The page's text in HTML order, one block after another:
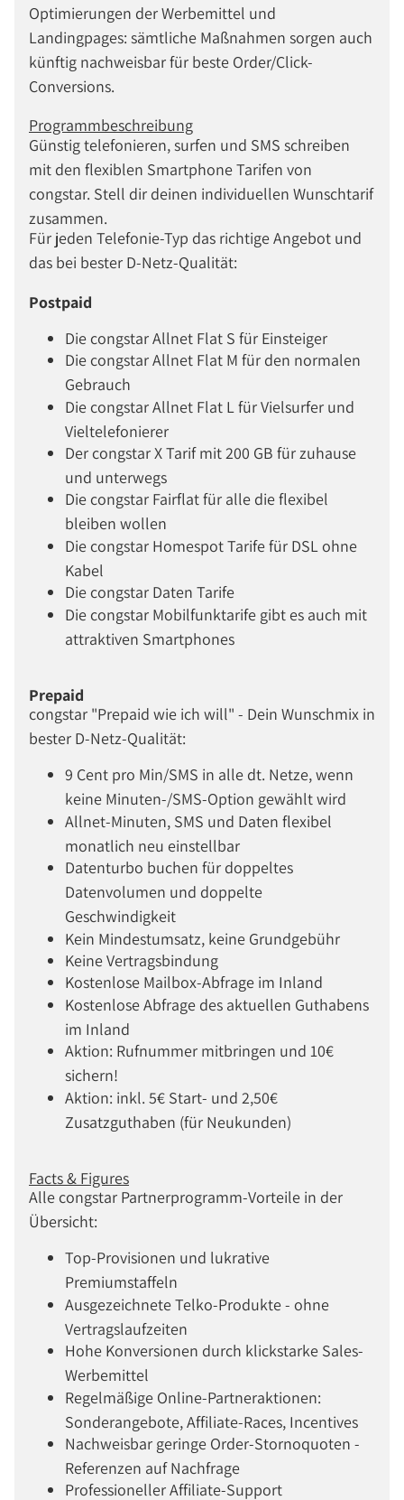
Optimierungen der Werbemittel und
Landingpages: sämtliche Maßnahmen sorgen auch
künftig nachweisbar für beste Order/Click-
Conversions.
Programmbeschreibung
Günstig telefonieren, surfen und SMS schreiben
mit den flexiblen Smartphone Tarifen von
congstar. Stell dir deinen individuellen Wunschtarif
zusammen.
Für jeden Telefonie-Typ das richtige Angebot und
das bei bester D-Netz-Qualität:
Postpaid
Die congstar Allnet Flat S für Einsteiger
Die congstar Allnet Flat M für den normalen
Gebrauch
Die congstar Allnet Flat L für Vielsurfer und
Vieltelefonierer
Der congstar X Tarif mit 200 GB für zuhause
und unterwegs
Die congstar Fairflat für alle die flexibel
bleiben wollen
Die congstar Homespot Tarife für DSL ohne
Kabel
Die congstar Daten Tarife
Die congstar Mobilfunktarife gibt es auch mit
attraktiven Smartphones
Prepaid
congstar "Prepaid wie ich will" - Dein Wunschmix in
bester D-Netz-Qualität:
9 Cent pro Min/SMS in alle dt. Netze, wenn
keine Minuten-/SMS-Option gewählt wird
Allnet-Minuten, SMS und Daten flexibel
monatlich neu einstellbar
Datenturbo buchen für doppeltes
Datenvolumen und doppelte
Geschwindigkeit
Kein Mindestumsatz, keine Grundgebühr
Keine Vertragsbindung
Kostenlose Mailbox-Abfrage im Inland
Kostenlose Abfrage des aktuellen Guthabens
im Inland
Aktion: Rufnummer mitbringen und 10€
sichern!
Aktion: inkl. 5€ Start- und 2,50€
Zusatzguthaben (für Neukunden)
Facts & Figures
Alle congstar Partnerprogramm-Vorteile in der
Übersicht:
Top-Provisionen und lukrative
Premiumstaffeln
Ausgezeichnete Telko-Produkte - ohne
Vertragslaufzeiten
Hohe Konversionen durch klickstarke Sales-
Werbemittel
Regelmäßige Online-Partneraktionen:
Sonderangebote, Affiliate-Races, Incentives
Nachweisbar geringe Order-Stornoquoten -
Referenzen auf Nachfrage
Professioneller Affiliate-Support